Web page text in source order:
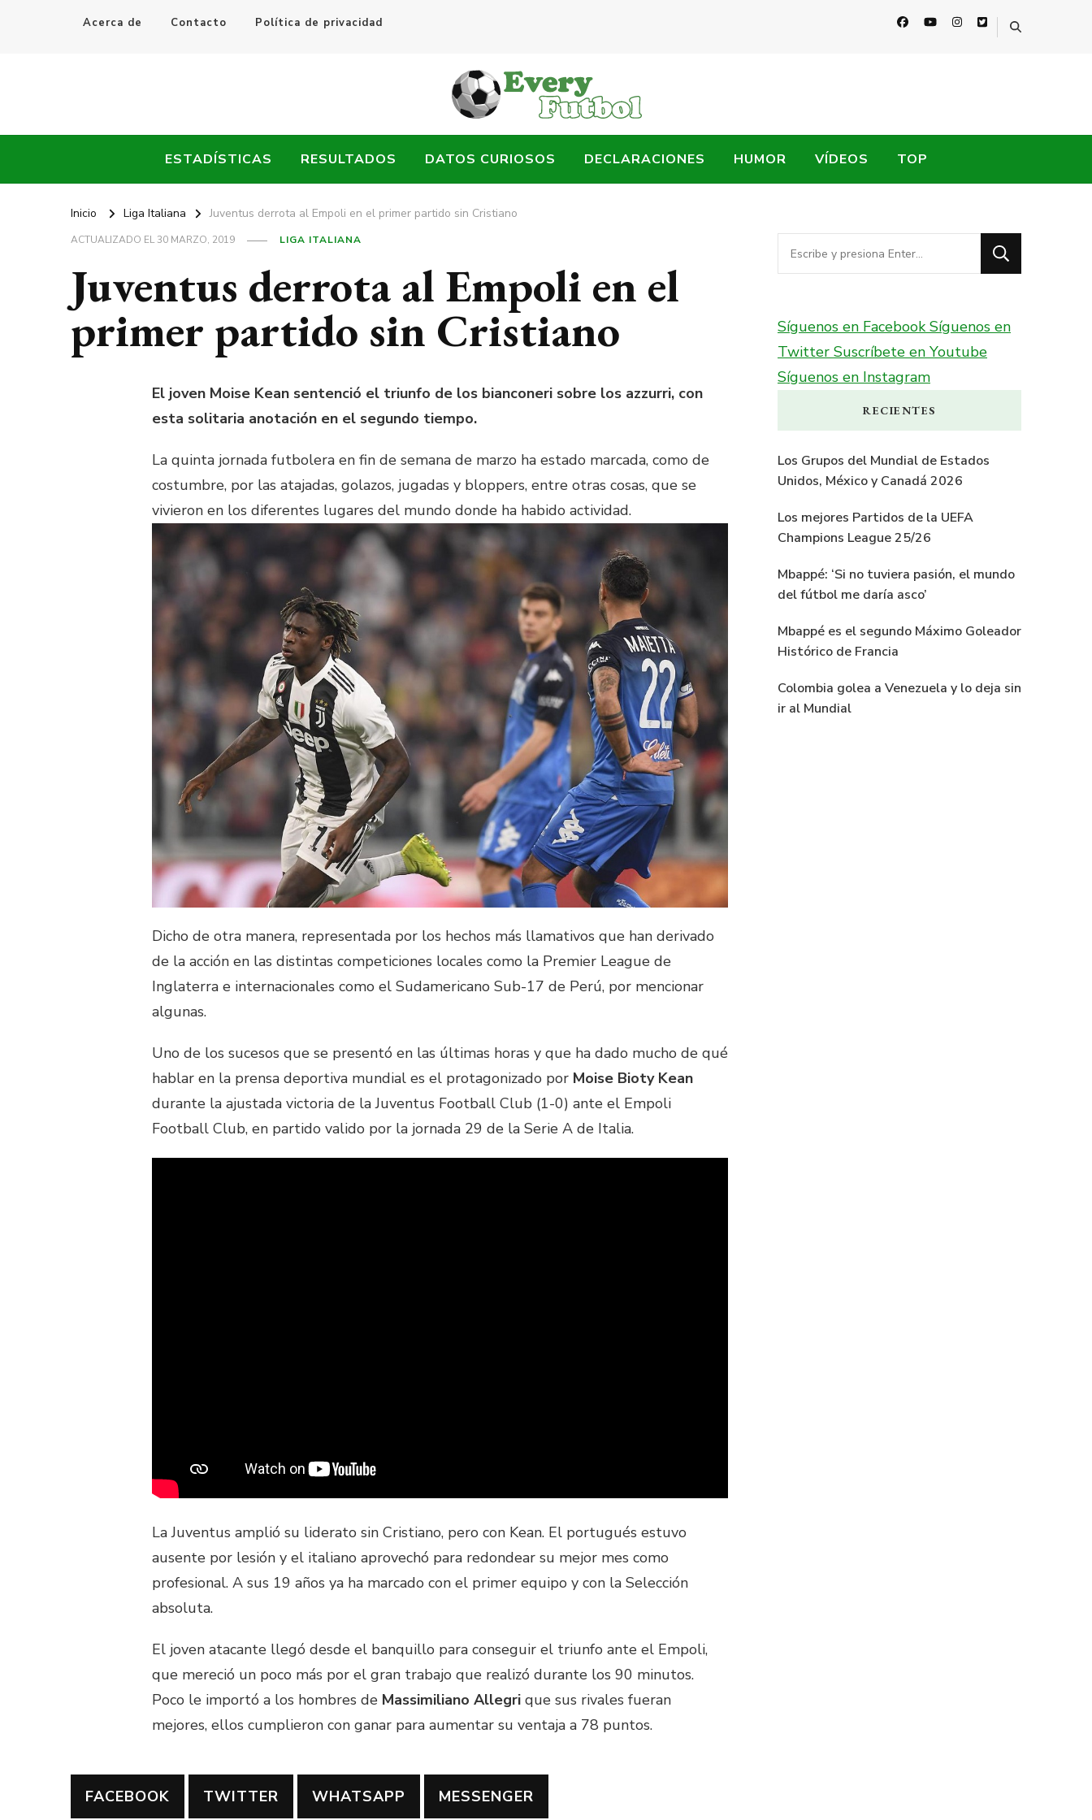
Acerca de Contacto Política de privacidad
Every Fútbol
ESTADÍSTICAS RESULTADOS DATOS CURIOSOS DECLARACIONES HUMOR VÍDEOS TOP
Inicio Liga Italiana Juventus derrota al Empoli en el primer partido sin Cristiano
ACTUALIZADO EL30 MARZO, 2019 LIGA ITALIANA
Juventus derrota al Empoli en el
primer partido sin Cristiano
El joven Moise Kean sentenció el triunfo de los bianconeri sobre los azzurri, con
esta solitaria anotación en el segundo tiempo.
La quinta jornada futbolera en fin de semana de marzo ha estado marcada, como de
costumbre, por las atajadas, golazos, jugadas y bloppers, entre otras cosas, que se
vivieron en los diferentes lugares del mundo donde ha habido actividad.
Dicho de otra manera, representada por los hechos más llamativos que han derivado
de la acción en las distintas competiciones locales como la Premier League de
Inglaterra e internacionales como el Sudamericano Sub-17 de Perú, por mencionar
algunas.
Uno de los sucesos que se presentó en las últimas horas y que ha dado mucho de qué
hablar en la prensa deportiva mundial es el protagonizado por Moise Bioty Kean
durante la ajustada victoria de la Juventus Football Club (1-0) ante el Empoli
Football Club, en partido valido por la jornada 29 de la Serie A de Italia.
La Juventus amplió su liderato sin Cristiano, pero con Kean. El portugués estuvo
ausente por lesión y el italiano aprovechó para redondear su mejor mes como
profesional. A sus 19 años ya ha marcado con el primer equipo y con la Selección
absoluta.
El joven atacante llegó desde el banquillo para conseguir el triunfo ante el Empoli,
que mereció un poco más por el gran trabajo que realizó durante los 90 minutos.
Poco le importó a los hombres de Massimiliano Allegri que sus rivales fueran
mejores, ellos cumplieron con ganar para aumentar su ventaja a 78 puntos.
FACEBOOK TWITTER WHATSAPP MESSENGER
¿Buscas
algo?
Síguenos en FacebookSíguenos en
Twitter Suscríbete en Youtube
Síguenos en Instagram
RECIENTES
Los Grupos del Mundial de Estados
Unidos, México y Canadá 2026
Los mejores Partidos de la UEFA
Champions League 25/26
Mbappé: ‘Si no tuviera pasión, el mundo
del fútbol me daría asco’
Mbappé es el segundo Máximo Goleador
Histórico de Francia
Colombia golea a Venezuela y lo deja sin
ir al Mundial